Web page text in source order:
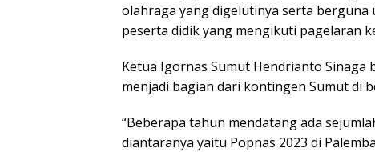
olahraga yang digelutinya serta
peserta didik yang mengikuti pagelaran
Ketua Igornas Sumut Hendrianto
menjadi bagian dari kontingen Sumut di
“Beberapa tahun mendatang ada
diantaranya yaitu Popnas 2023 di